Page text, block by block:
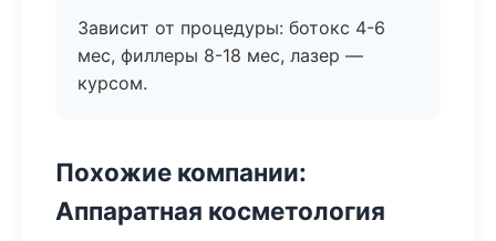
Зависит от процедуры: ботокс 4-6
мес, филлеры 8-18 мес, лазер —
курсом.
Похожие компании:
Аппаратная косметология